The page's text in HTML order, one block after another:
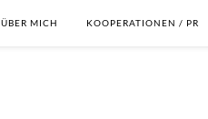
ÜBER MICH KOOPERATIONEN / PR